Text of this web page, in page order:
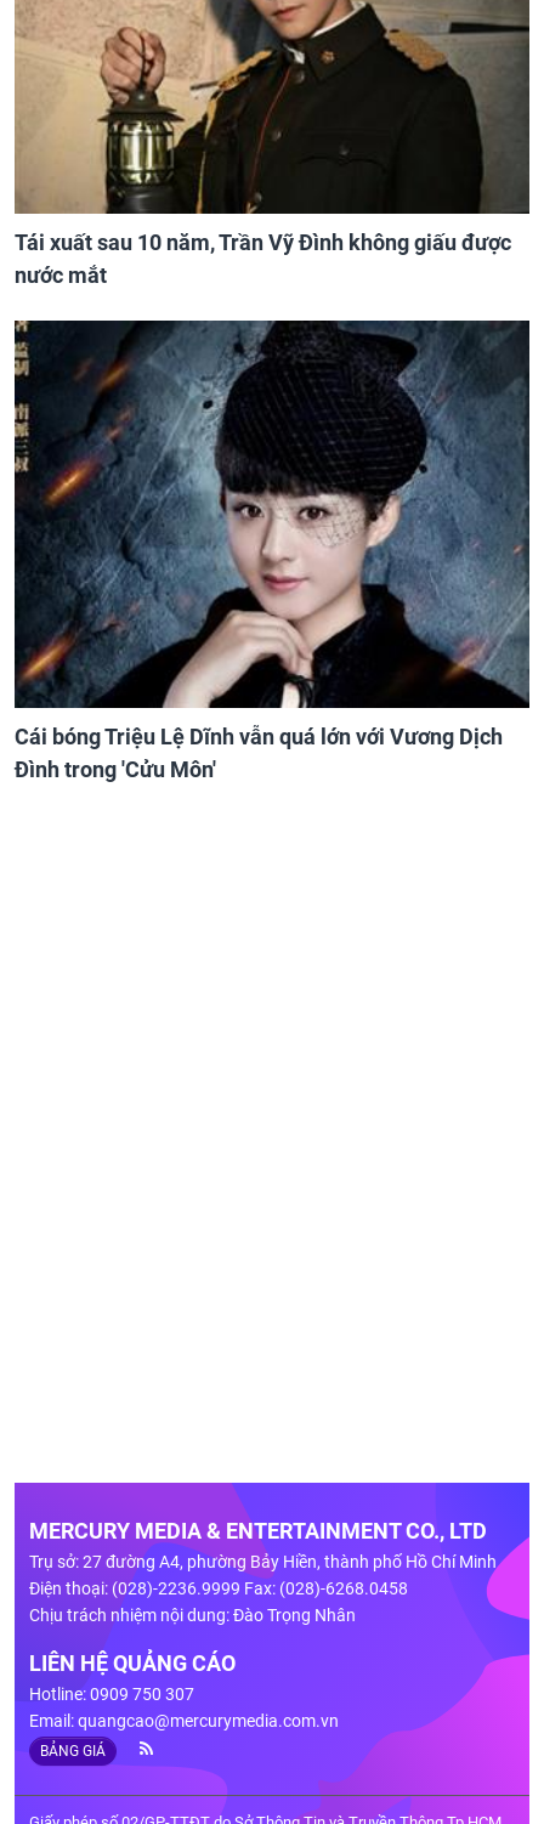
Tái xuất sau 10 năm, Trần Vỹ Đình không giấu được
nước mắt
Cái bóng Triệu Lệ Dĩnh vẫn quá lớn với Vương Dịch
Đình trong 'Cửu Môn'
MERCURY MEDIA & ENTERTAINMENT CO., LTD
Trụ sở: 27 đường A4, phường Bảy Hiền, thành phố Hồ Chí Minh
Điện thoại: (028)-2236.9999 Fax: (028)-6268.0458
Chịu trách nhiệm nội dung: Đào Trọng Nhân
LIÊN HỆ QUẢNG CÁO
Hotline: 0909 750 307
Email:quangcao@mercurymedia.com.vn
BẢNG GIÁ